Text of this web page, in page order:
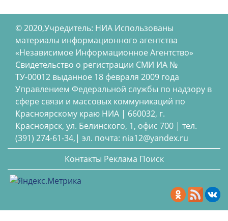
© 2020,Учредитель: НИА Использованы
материалы информационного агентства
«Независимое Информационное Агентство»
Свидетельство о регистрации СМИ ИА №
ТУ-00012 выданное 18 февраля 2009 года
Управлением Федеральной службы по надзору в
сфере связи и массовых коммуникаций по
Красноярскому краю НИА | 660032, г.
Красноярск, ул. Белинского, 1, офис 700 | тел.
(391) 274-61-34,| эл. почта: nia12@yandex.ru
Контакты Реклама Поиск